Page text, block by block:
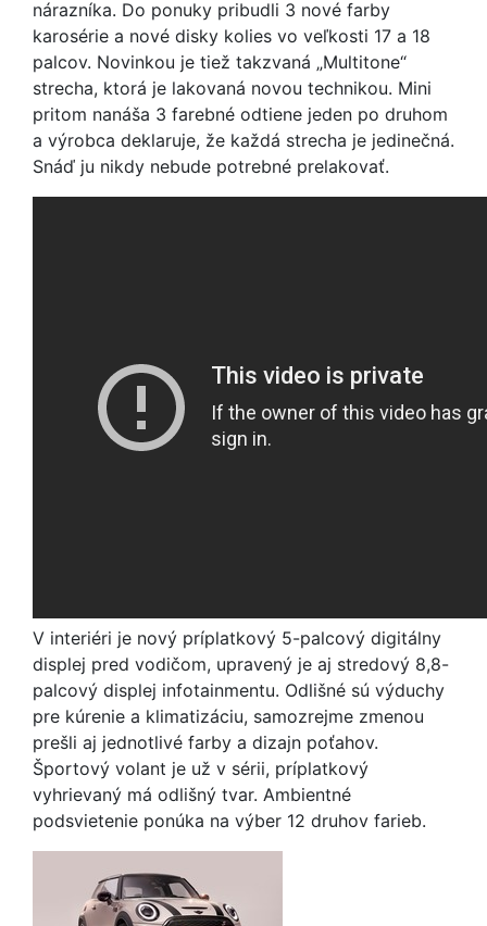
nárazníka. Do ponuky pribudli 3 nové farby
karosérie a nové disky kolies vo veľkosti 17 a 18
palcov. Novinkou je tiež takzvaná „Multitone“
strecha, ktorá je lakovaná novou technikou. Mini
pritom nanáša 3 farebné odtiene jeden po druhom
a výrobca deklaruje, že každá strecha je jedinečná.
Snáď ju nikdy nebude potrebné prelakovať.
V interiéri je nový príplatkový 5-palcový digitálny
displej pred vodičom, upravený je aj stredový 8,8-
palcový displej infotainmentu. Odlišné sú výduchy
pre kúrenie a klimatizáciu, samozrejme zmenou
prešli aj jednotlivé farby a dizajn poťahov.
Športový volant je už v sérii, príplatkový
vyhrievaný má odlišný tvar. Ambientné
podsvietenie ponúka na výber 12 druhov farieb.